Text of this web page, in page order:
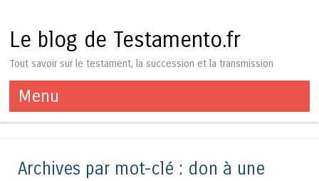
Le blog de Testamento.fr
Tout savoir sur le testament, la succession et la transmission
Menu
Aller au contenu
Archives par mot-clé : don à une